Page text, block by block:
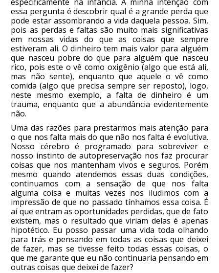
essa pergunta é descobrir qual é a grande perda que
pode estar assombrando a vida daquela pessoa. Sim,
pois as perdas e faltas são muito mais significativas
em nossas vidas do que as coisas que sempre
estiveram ali. O dinheiro tem mais valor para alguém
que nasceu pobre do que para alguém que nasceu
rico, pois este o vê como oxigênio (algo que está ali,
mas não sente), enquanto que aquele o vê como
comida (algo que precisa sempre ser reposto), logo,
neste mesmo exemplo, a falta de dinheiro é um
trauma, enquanto que a abundância evidentemente
não.
Uma das razões para prestarmos mais atenção para
o que nos falta mais do que não nos falta é evolutiva.
Nosso cérebro é programado para sobreviver e
nosso instinto de autopreservação nos faz procurar
coisas que nos mantenham vivos e seguros. Porém
mesmo quando atendemos essas duas condições,
continuamos com a sensação de que nos falta
alguma coisa e muitas vezes nos iludimos com a
impressão de que no passado tínhamos essa coisa. É
aí que entram as oportunidades perdidas, que de fato
existem, mas o resultado que viriam delas é apenas
hipotético. Eu posso passar uma vida toda olhando
para trás e pensando em todas as coisas que deixei
de fazer, mas se tivesse feito todas essas coisas, o
que me garante que eu não continuaria pensando em
outras coisas que deixei de fazer?